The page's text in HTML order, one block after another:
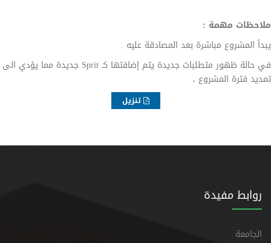
ملاحظات مهمة :
يبدأ المشروع مباشرة بعد المصادقة عليه .
في حالة ظهور متطلبات جديدة يتم إضافتها كـ Sprit جديدة مما يؤدي الى
تمديد فترة المشروع .
تنزيل
روابط مفيدة
الجامعة